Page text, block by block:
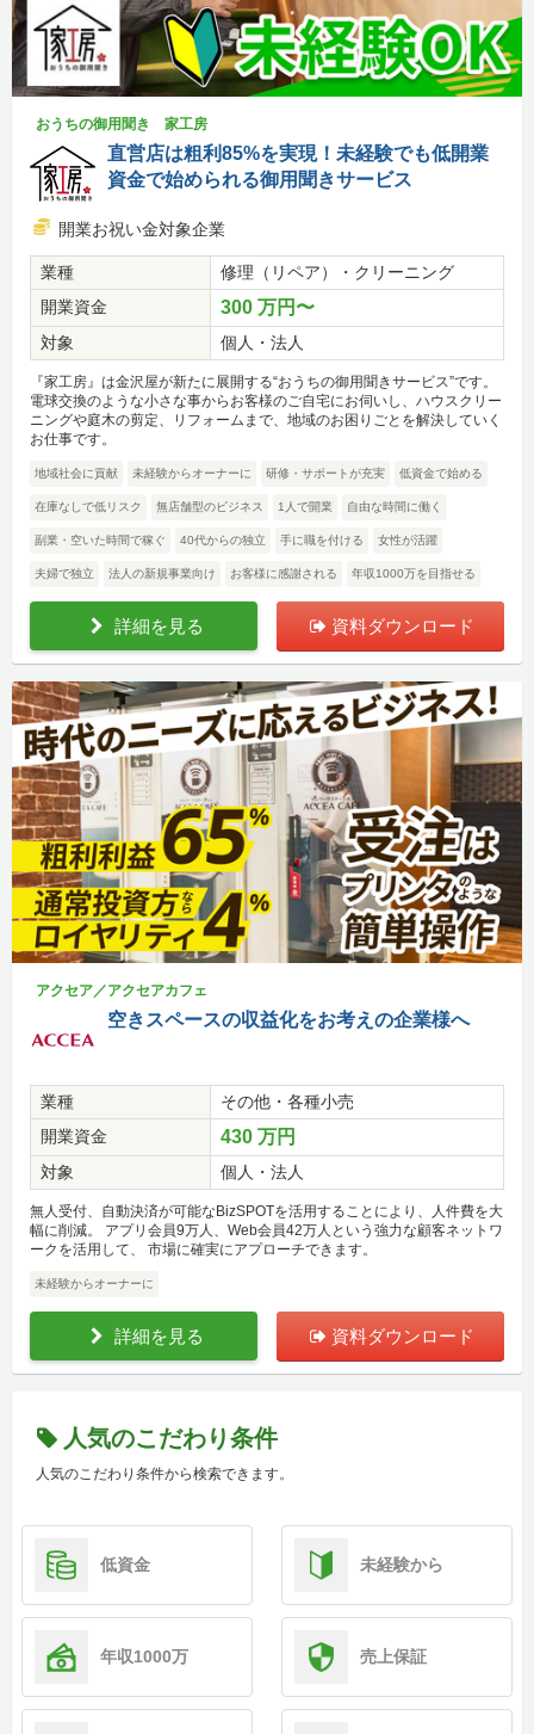
おうちの御用聞き 家工房
直営店は粗利85%を実現！未経験でも低開業
資金で始められる御用聞きサービス
開業お祝い金対象企業
業種
修理（リペア）・クリーニング
開業資金
300 万円〜
対象 個人・法人
『家工房』は金沢屋が新たに展開する“おうちの御用聞きサービス”です。
電球交換のような小さな事からお客様のご自宅にお伺いし、ハウスクリー
ニングや庭木の剪定、リフォームまで、地域のお困りごとを解決していく
お仕事です。
地域社会に貢献 未経験からオーナーに 研修・サポートが充実 低資金で始める
在庫なしで低リスク 無店舗型のビジネス 1人で開業 自由な時間に働く
副業・空いた時間で稼ぐ 40代からの独立 手に職を付ける 女性が活躍
夫婦で独立 法人の新規事業向け お客様に感謝される 年収1000万を目指せる
詳細を見る 資料ダウンロード
アクセア／アクセアカフェ
空きスペースの収益化をお考えの企業様へ
業種
その他・各種小売
開業資金
430 万円
対象 個人・法人
無人受付、自動決済が可能なBizSPOTを活用することにより、人件費を大
幅に削減。 アプリ会員9万人、Web会員42万人という強力な顧客ネットワ
ークを活用して、 市場に確実にアプローチできます。
未経験からオーナーに
詳細を見る 資料ダウンロード
人気のこだわり条件
人気のこだわり条件から検索できます。
低資金 未経験から
年収1000万 売上保証